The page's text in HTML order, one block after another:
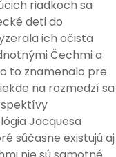
riadkoch sa
deti do
ich očista
Čechmi a
to znamenalo pre
na rozmedzí sa
Jacquesa
súčasne existujú aj